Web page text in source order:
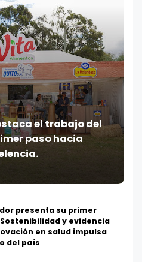
el trabajo del
paso hacia
presenta su primer
y evidencia
en salud impulsa
del país